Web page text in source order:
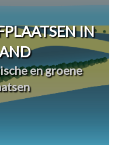
IN
en groene